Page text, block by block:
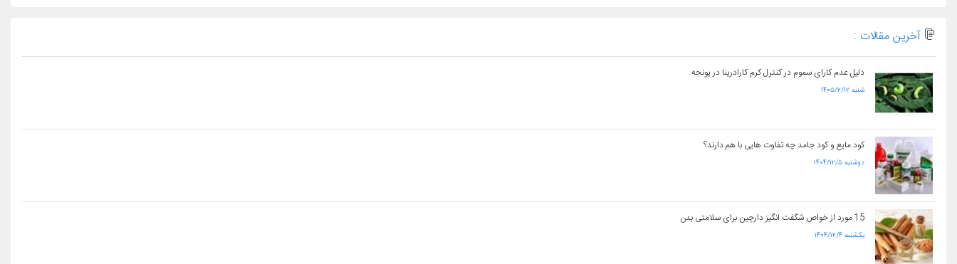
آخرین مقالات :
دلیل عدم کارای سموم در کنترل کرم کارادرینا در یونجه
۱۴۰۵/۲/۱۲ شنبه
کود مایع و کود جامد چه تفاوت هایی با هم دارند؟
۱۴۰۴/۱۲/۵ دوشنبه
15 مورد از خواص شگفت انگیز دارچین برای سلامتی بدن
۱۴۰۴/۱۲/۴ یکشنبه